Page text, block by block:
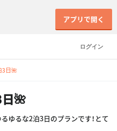
ログイン
アプリで開く
3日🌺
🌺
ゆるな2泊3日のプランです！とて